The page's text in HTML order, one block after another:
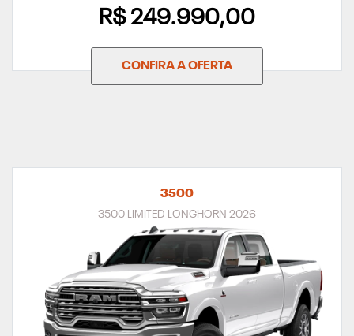
R$ 249.990,00
CONFIRA A OFERTA
3500
3500 LIMITED LONGHORN 2026